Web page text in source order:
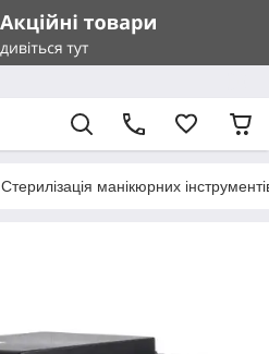
Стерилізація манікюрних